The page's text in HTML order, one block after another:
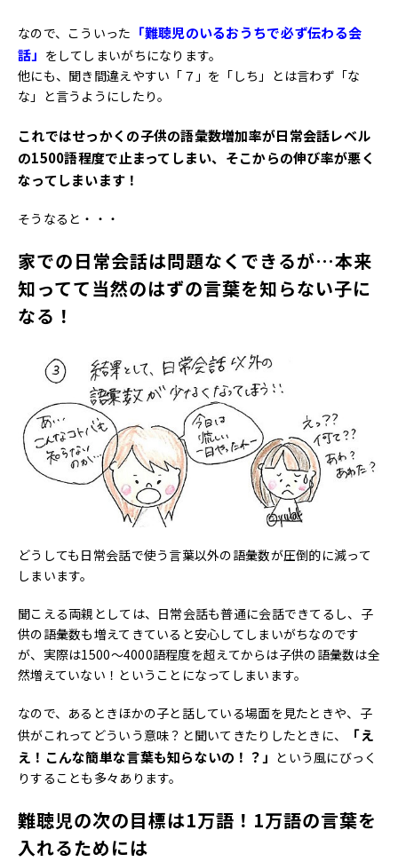
なので、こういった 「難聴児のいるおうちで必ず伝わる会
話」 をしてしまいがちになります。
他にも、聞き間違えやすい「７」を「しち」とは言わず「な
な」と言うようにしたり。
これではせっかくの子供の語彙数増加率が日常会話レベル
の1500語程度で止まってしまい、そこからの伸び率が悪く
なってしまいます！
そうなると・・・
家での日常会話は問題なくできるが…本来
知ってて当然のはずの言葉を知らない子に
なる！
どうしても日常会話で使う言葉以外の語彙数が圧倒的に減って
しまいます。
聞こえる両親としては、日常会話も普通に会話できてるし、子
供の語彙数も増えてきていると安心してしまいがちなのです
が、実際は1500～4000語程度を超えてからは子供の語彙数は全
然増えていない！ということになってしまいます。
なので、あるときほかの子と話している場面を見たときや、子
供がこれってどういう意味？と聞いてきたりしたときに、
「え
え！こんな簡単な言葉も知らないの！？」 という風にびっく
りすることも多々あります。
難聴児の次の目標は1万語！1万語の言葉を
入れるためには